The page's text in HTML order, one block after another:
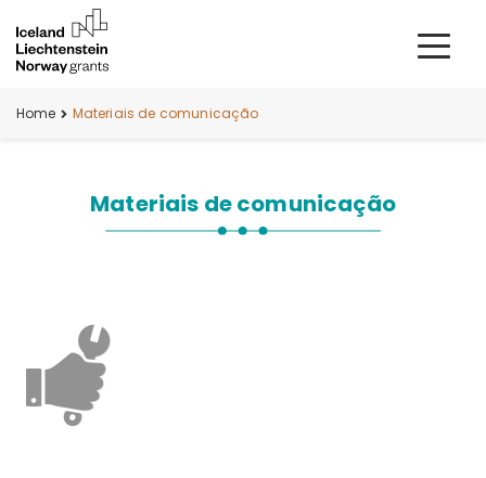
Home Materiais de comunicação
Materiais de comunicação